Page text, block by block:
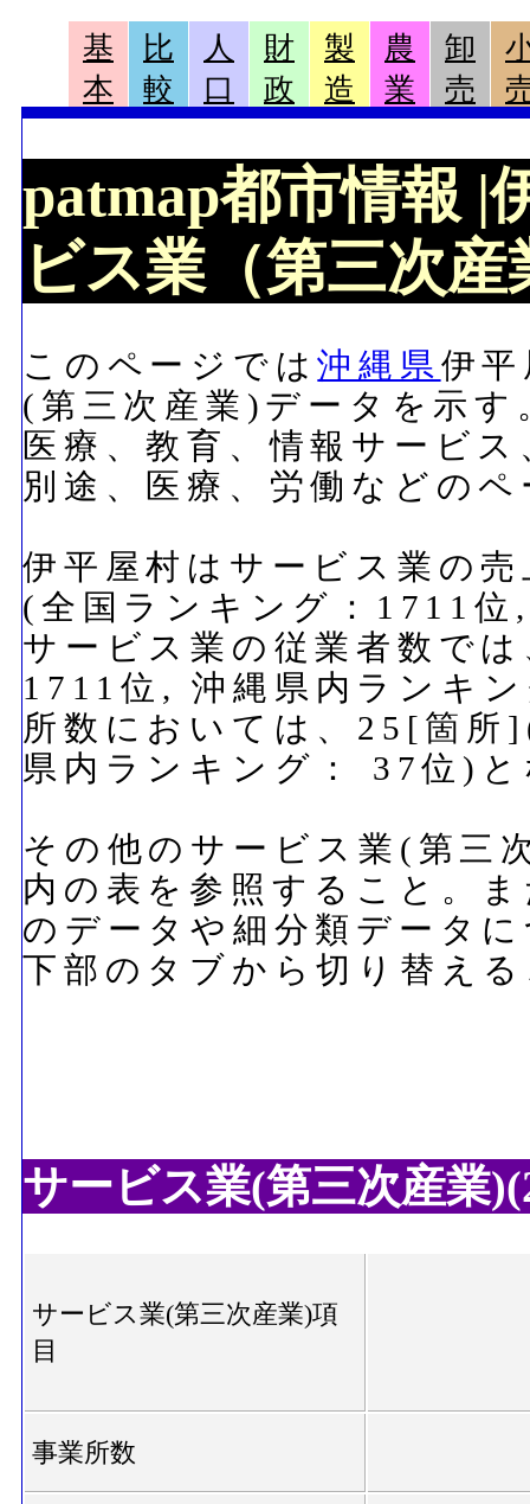
基
本
比
較
人
口
財
政
製
造
農
業
卸
売
patmap都市情報 |
ビス業（第三次産
このページでは沖縄県 伊
(第三次産業)データを示
医療、教育、情報サービ
別途、医療、労働などの
伊平屋村はサービス業の
(全国ランキング：1711
サービス業の従業者数で
1711位, 沖縄県内ランキ
所数においては、25[箇
県内ランキング： 37位)
その他のサービス業(第三
内の表を参照すること。
のデータや細分類データ
下部のタブから切り替え
サービス業(第三次産業
サービス業(第三次産業)項
目
事業所数